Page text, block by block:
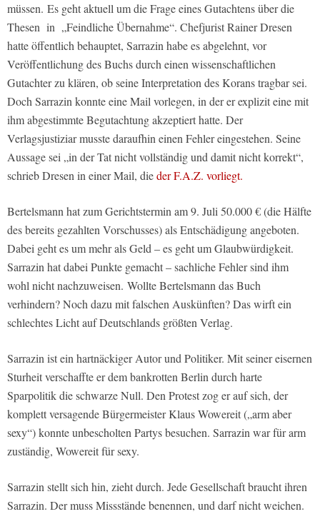
müssen. Es geht aktuell um die Frage eines Gutachtens über die
Thesen in „Feindliche Übernahme“. Chefjurist Rainer Dresen
hatte öffentlich behauptet, Sarrazin habe es abgelehnt, vor
Veröffentlichung des Buchs durch einen wissenschaftlichen
Gutachter zu klären, ob seine Interpretation des Korans tragbar sei.
Doch Sarrazin konnte eine Mail vorlegen, in der er explizit eine mit
ihm abgestimmte Begutachtung akzeptiert hatte. Der
Verlagsjustiziar musste daraufhin einen Fehler eingestehen. Seine
Aussage sei „in der Tat nicht vollständig und damit nicht korrekt“,
schrieb Dresen in einer Mail, dieder F.A.Z. vorliegt.
Bertelsmann hat zum Gerichtstermin am 9. Juli 50.000 € (die Hälfte
des bereits gezahlten Vorschusses) als Entschädigung angeboten.
Dabei geht es um mehr als Geld – es geht um Glaubwürdigkeit.
Sarrazin hat dabei Punkte gemacht – sachliche Fehler sind ihm
wohl nicht nachzuweisen. Wollte Bertelsmann das Buch
verhindern? Noch dazu mit falschen Auskünften? Das wirft ein
schlechtes Licht auf Deutschlands größten Verlag.
Sarrazin ist ein hartnäckiger Autor und Politiker. Mit seiner eisernen
Sturheit verschaffte er dem bankrotten Berlin durch harte
Sparpolitik die schwarze Null. Den Protest zog er auf sich, der
komplett versagende Bürgermeister Klaus Wowereit („arm aber
sexy“) konnte unbescholten Partys besuchen. Sarrazin war für arm
zuständig, Wowereit für sexy.
Sarrazin stellt sich hin, zieht durch. Jede Gesellschaft braucht ihren
Sarrazin. Der muss Missstände benennen, und darf nicht weichen.